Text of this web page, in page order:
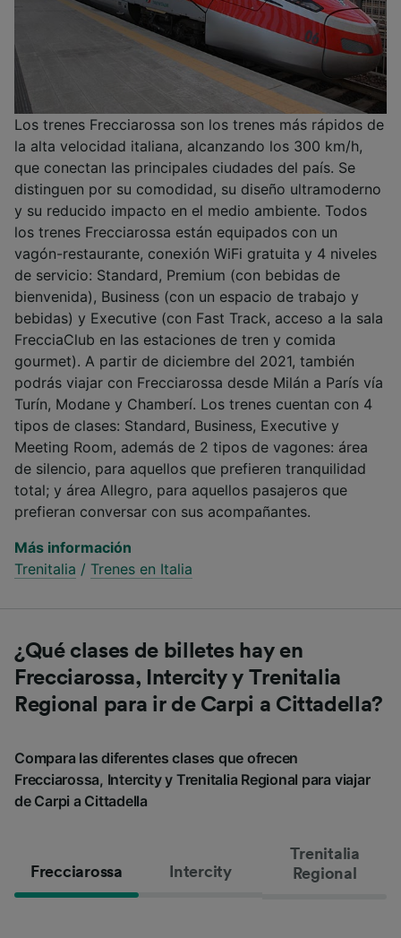
Los trenes Frecciarossa son los trenes más rápidos de
la alta velocidad italiana, alcanzando los 300 km/h,
que conectan las principales ciudades del país. Se
distinguen por su comodidad, su diseño ultramoderno
y su reducido impacto en el medio ambiente. Todos
los trenes Frecciarossa están equipados con un
vagón-restaurante, conexión WiFi gratuita y 4 niveles
de servicio: Standard, Premium (con bebidas de
bienvenida), Business (con un espacio de trabajo y
bebidas) y Executive (con Fast Track, acceso a la sala
FrecciaClub en las estaciones de tren y comida
gourmet). A partir de diciembre del 2021, también
podrás viajar con Frecciarossa desde Milán a París vía
Turín, Modane y Chamberí. Los trenes cuentan con 4
tipos de clases: Standard, Business, Executive y
Meeting Room, además de 2 tipos de vagones: área
de silencio, para aquellos que prefieren tranquilidad
total; y área Allegro, para aquellos pasajeros que
prefieran conversar con sus acompañantes.
Más información
Trenitalia / Trenes en Italia
¿Qué clases de billetes hay en
Frecciarossa, Intercity y Trenitalia
Regional para ir de Carpi a Cittadella?
Compara las diferentes clases que ofrecen
Frecciarossa, Intercity y Trenitalia Regional para viajar
de Carpi a Cittadella
Frecciarossa Intercity
Trenitalia
Regional